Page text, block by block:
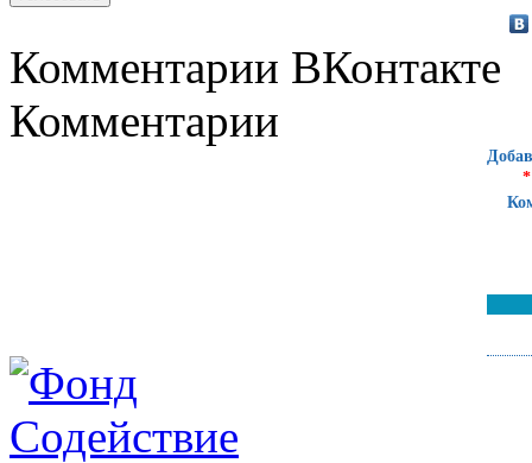
Комментарии ВКонтакте
Комментарии
*